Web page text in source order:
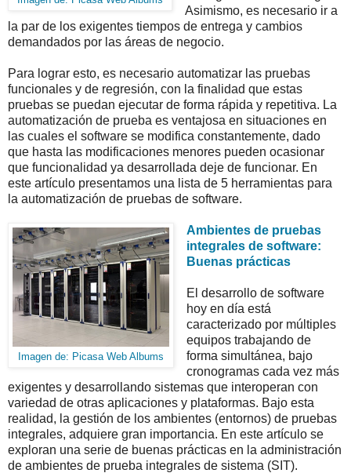
Asimismo, es necesario ir a
la par de los exigentes tiempos de entrega y cambios
demandados por las áreas de negocio.
Para lograr esto, es necesario automatizar las pruebas
funcionales y de regresión, con la finalidad que estas
pruebas se puedan ejecutar de forma rápida y repetitiva. La
automatización de prueba es ventajosa en situaciones en
las cuales el software se modifica constantemente, dado
que hasta las modificaciones menores pueden ocasionar
que funcionalidad ya desarrollada deje de funcionar. En
este artículo presentamos una lista de 5 herramientas para
la automatización de pruebas de software.
Imagen de: Picasa Web Albums
Ambientes de pruebas
integrales de software:
Buenas prácticas
El desarrollo de software
hoy en día está
caracterizado por múltiples
equipos trabajando de
forma simultánea, bajo
cronogramas cada vez más
exigentes y desarrollando sistemas que interoperan con
variedad de otras aplicaciones y plataformas. Bajo esta
realidad, la gestión de los ambientes (entornos) de pruebas
integrales, adquiere gran importancia. En este artículo se
exploran una serie de buenas prácticas en la administración
de ambientes de prueba integrales de sistema (SIT).